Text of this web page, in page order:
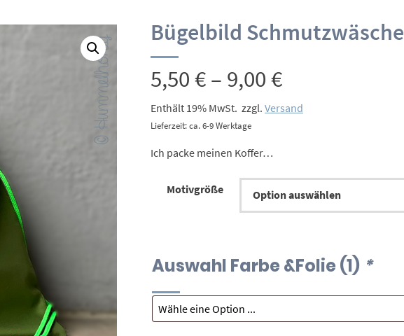
Bügelbild Schmutzwäsche
5,50€– 9,00€Preisspanne:
5,50 €
9,00 €
Enthält 19% MwSt. zzgl. Versand
Lieferzeit: ca. 6-9 Werktage
Ich packe meinen Koffer…
Motivgröße
Auswahl Farbe &Folie (1) *